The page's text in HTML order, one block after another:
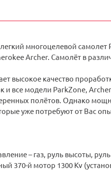
многоцелевой
Archer. Самолёт в
высокое качество
и все модели ParkZone,
полётов. Однако
уже потребуют от Вас
– газ, руль высоты,
370-й мотор 1300 Kv